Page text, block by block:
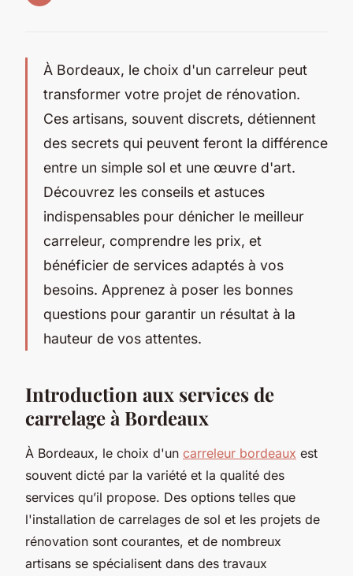
À Bordeaux, le choix d'un carreleur peut
transformer votre projet de rénovation.
Ces artisans, souvent discrets, détiennent
des secrets qui peuvent feront la différence
entre un simple sol et une œuvre d'art.
Découvrez les conseils et astuces
indispensables pour dénicher le meilleur
carreleur, comprendre les prix, et
bénéficier de services adaptés à vos
besoins. Apprenez à poser les bonnes
questions pour garantir un résultat à la
hauteur de vos attentes.
Introduction aux services de
carrelage à Bordeaux
À Bordeaux, le choix d'un carreleur bordeaux est
souvent dicté par la variété et la qualité des
services qu’il propose. Des options telles que
l'installation de carrelages de sol et les projets de
rénovation sont courantes, et de nombreux
artisans se spécialisent dans des travaux